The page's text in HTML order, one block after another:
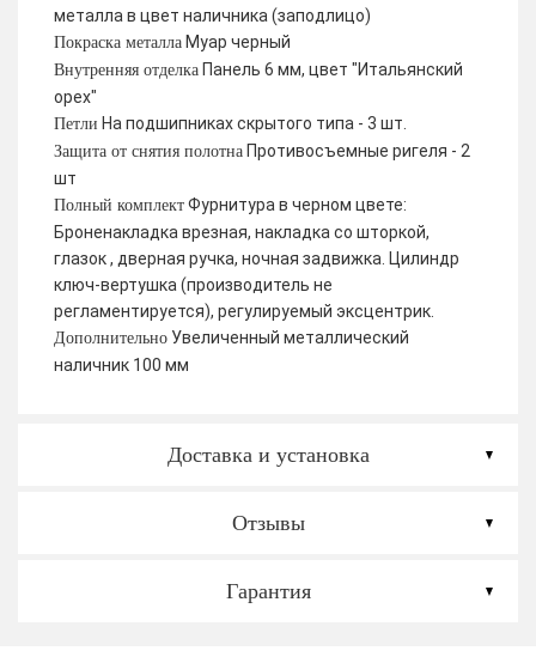
металла в цвет наличника (заподлицо)
Покраска металла Муар черный
Внутренняя отделка Панель 6 мм, цвет "Итальянский
орех"
Петли На подшипниках скрытого типа - 3 шт.
Защита от снятия полотна Противосъемные ригеля - 2
шт
Полный комплект Фурнитура в черном цвете:
Броненакладка врезная, накладка со шторкой,
глазок , дверная ручка, ночная задвижка. Цилиндр
ключ-вертушка (производитель не
регламентируется), регулируемый эксцентрик.
Дополнительно Увеличенный металлический
наличник 100 мм
Доставка и установка
Отзывы
Гарантия